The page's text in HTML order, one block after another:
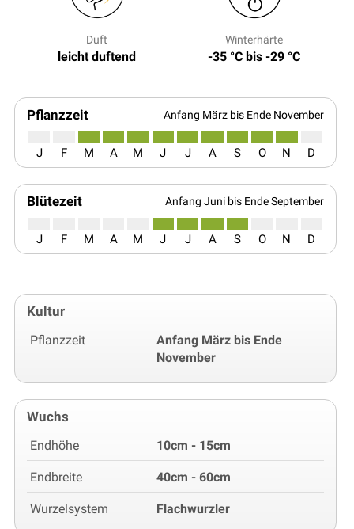
Duft
leicht duftend
Winterhärte
-35 °C bis -29 °C
Pflanzzeit Anfang März bis Ende November
J F M A M J J A S O N D
Blütezeit Anfang Juni bis Ende September
J F M A M J J A S O N D
Kultur
Pflanzzeit
Anfang März bis Ende
November
Wuchs
Endhöhe 10cm - 15cm
Endbreite 40cm - 60cm
Wurzelsystem Flachwurzler